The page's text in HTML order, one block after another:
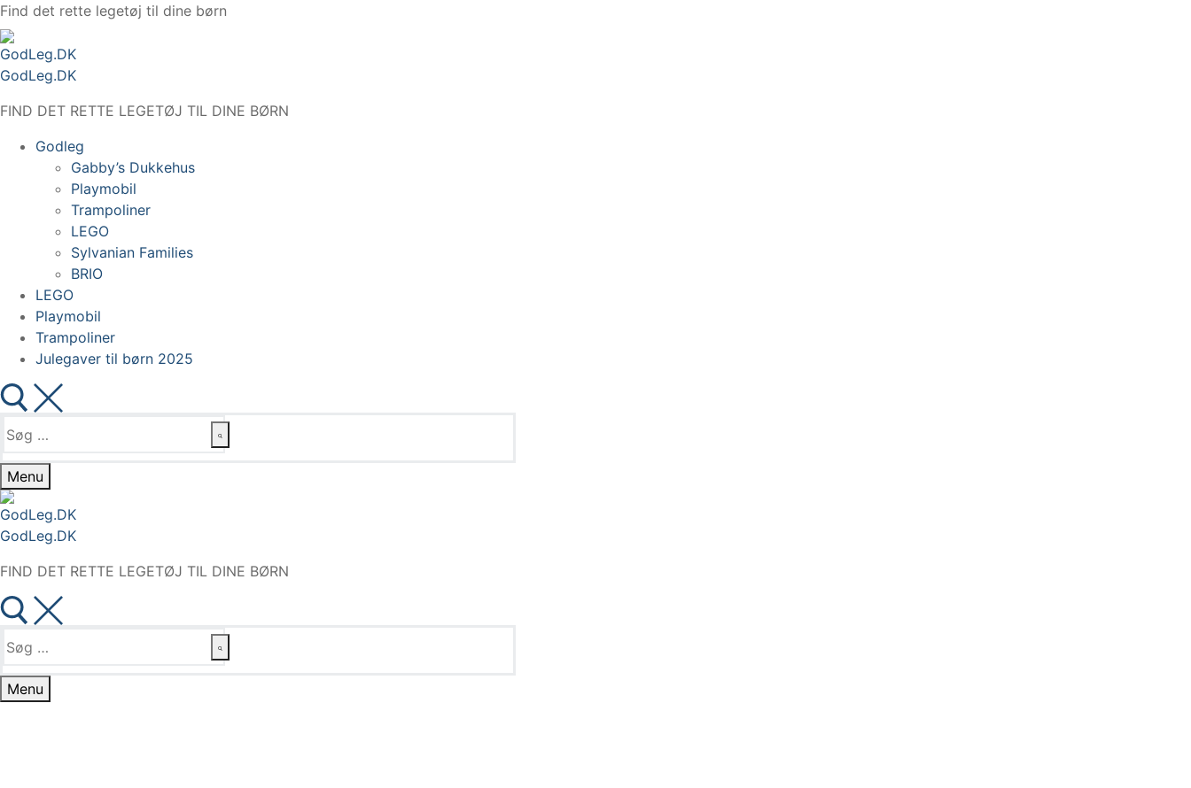
Spring
til
indhold
Find det rette legetøj til dine børn
GodLeg.DK
FIND DET RETTE LEGETØJ TIL DINE BØRN
Godleg
Gabby’s Dukkehus
Playmobil
Trampoliner
LEGO
Sylvanian Families
BRIO
LEGO
Playmobil
Trampoliner
Julegaver til børn 2025
Søg
efter:
Menu
GodLeg.DK
FIND DET RETTE LEGETØJ TIL DINE BØRN
Søg
efter:
Menu